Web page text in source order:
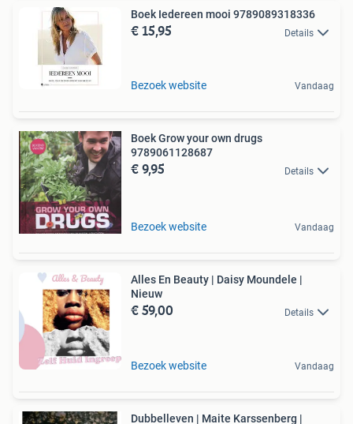
Boek Iedereen mooi 9789089318336
€ 15,95 Details
Bezoek website Vandaag
Boek Grow your own drugs
9789061128687
€ 9,95 Details
Bezoek website Vandaag
Alles En Beauty | Daisy Moundele |
Nieuw
€ 59,00 Details
Bezoek website Vandaag
Dubbelleven | Maite Karssenberg |